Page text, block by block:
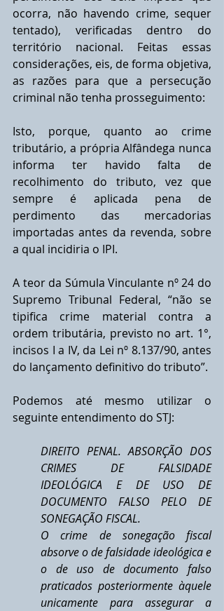
ocorra, não havendo crime, sequer
tentado), verificadas dentro do
território nacional. Feitas essas
considerações, eis, de forma objetiva,
as razões para que a persecução
criminal não tenha prosseguimento:
Isto, porque, quanto ao crime
tributário, a própria Alfândega nunca
informa ter havido falta de
recolhimento do tributo, vez que
sempre é aplicada pena de
perdimento das mercadorias
importadas antes da revenda, sobre
a qual incidiria o IPI.
A teor da Súmula Vinculante nº 24 do
Supremo Tribunal Federal, “não se
tipiﬁca crime material contra a
ordem tributária, previsto no art. 1°,
incisos I a IV, da Lei nº 8.137/90, antes
do lançamento deﬁnitivo do tributo”.
Podemos até mesmo utilizar o
seguinte entendimento do STJ:
DIREITO PENAL. ABSORÇÃO DOS
CRIMES DE FALSIDADE
IDEOLÓGICA E DE USO DE
DOCUMENTO FALSO PELO DE
SONEGAÇÃO FISCAL.
O crime de sonegação fiscal
absorve o de falsidade ideológica e
o de uso de documento falso
praticados posteriormente àquele
unicamente para assegurar a